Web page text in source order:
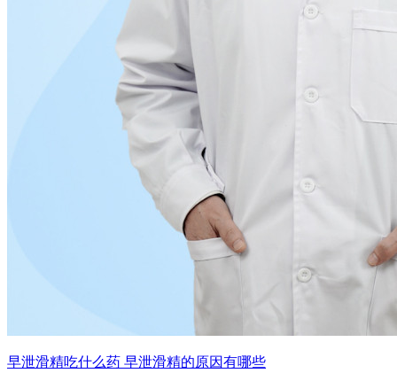
早泄滑精吃什么药 早泄滑精的原因有哪些